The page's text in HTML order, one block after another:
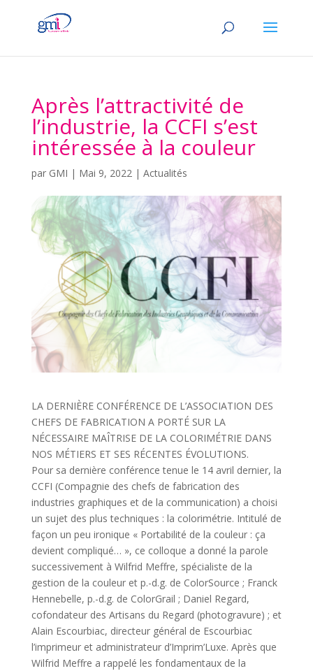
Après l’attractivité de
l’industrie, la CCFI s’est
intéressée à la couleur
par GMI | Mai 9, 2022| Actualités
LA DERNIÈRE CONFÉRENCE DE L’ASSOCIATION DES
CHEFS DE FABRICATION A PORTÉ SUR LA
NÉCESSAIRE MAÎTRISE DE LA COLORIMÉTRIE DANS
NOS MÉTIERS ET SES RÉCENTES ÉVOLUTIONS.
Pour sa dernière conférence tenue le 14 avril dernier, la
CCFI (Compagnie des chefs de fabrication des
industries graphiques et de la communication) a choisi
un sujet des plus techniques : la colorimétrie. Intitulé de
façon un peu ironique « Portabilité de la couleur : ça
devient compliqué… », ce colloque a donné la parole
successivement à Wilfrid Meffre, spécialiste de la
gestion de la couleur et p.-d.g. de ColorSource ; Franck
Hennebelle, p.-d.g. de ColorGrail ; Daniel Regard,
cofondateur des Artisans du Regard (photogravure) ; et
Alain Escourbiac, directeur général de Escourbiac
l’imprimeur et administrateur d’Imprim’Luxe. Après que
Wilfrid Meffre a rappelé les fondamentaux de la